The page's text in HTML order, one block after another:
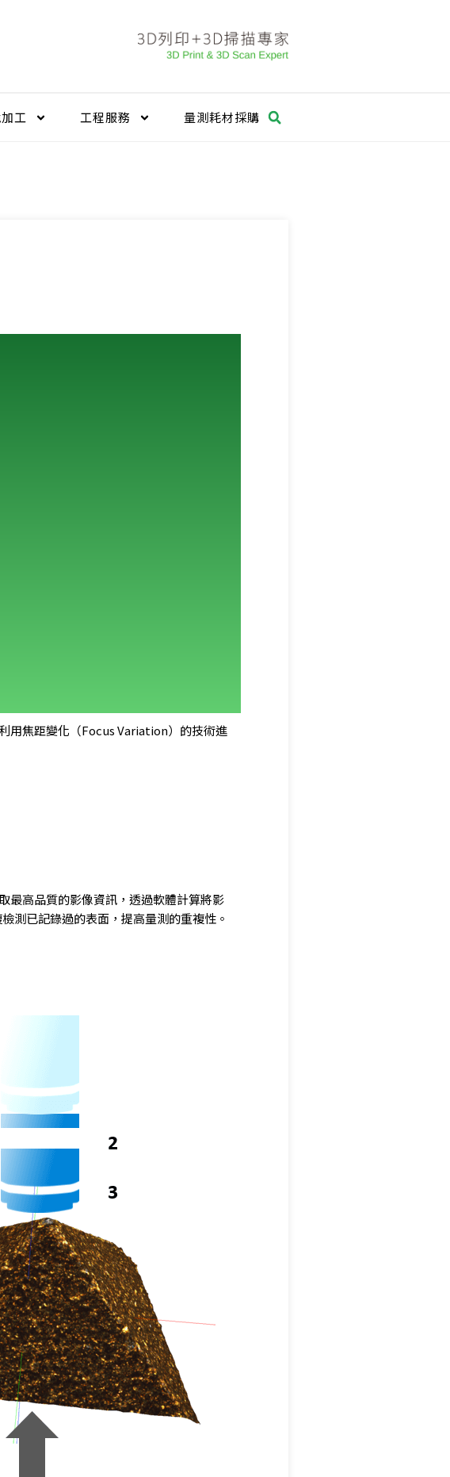
工​ 工程服務 量測耗材採購
用焦距變化（Focus Variation）的技術進
最高品質的影像資訊，透過軟體計算將影
測已記錄過的表面，提高量測的重複性。